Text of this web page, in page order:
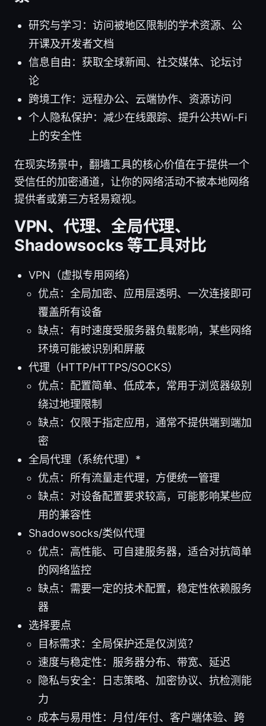
研究与学习：访问被地区限制的学术资源、公
开课及开发者文档
信息自由：获取全球新闻、社交媒体、论坛讨
论
跨境工作：远程办公、云端协作、资源访问
个人隐私保护：减少在线跟踪、提升公共Wi-Fi
上的安全性
在现实场景中，翻墙工具的核心价值在于提供一个
受信任的加密通道，让你的网络活动不被本地网络
提供者或第三方轻易窥视。
VPN、代理、全局代理、
Shadowsocks 等工具对比
VPN（虚拟专用网络）
优点：全局加密、应用层透明、一次连接即可
覆盖所有设备
缺点：有时速度受服务器负载影响，某些网络
环境可能被识别和屏蔽
代理（HTTP/HTTPS/SOCKS）
优点：配置简单、低成本，常用于浏览器级别
绕过地理限制
缺点：仅限于指定应用，通常不提供端到端加
密
全局代理（系统代理）*
优点：所有流量走代理，方便统一管理
缺点：对设备配置要求较高，可能影响某些应
用的兼容性
Shadowsocks/类似代理
优点：高性能、可自建服务器，适合对抗简单
的网络监控
缺点：需要一定的技术配置，稳定性依赖服务
器
选择要点
目标需求：全局保护还是仅浏览？
速度与稳定性：服务器分布、带宽、延迟
隐私与安全：日志策略、加密协议、抗检测能
力
成本与易用性：月付/年付、客户端体验、跨